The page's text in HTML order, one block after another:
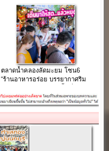
ในบรรยากาศชิวๆ
ตลาดน้ำคลองลัดมะยม โซน6
“ร้านอาหารอร่อย บรรยากาศริม
ของ)